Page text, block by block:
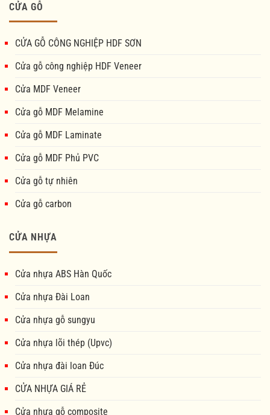
CỬA GỖ
CỬA GỖ CÔNG NGHIỆP HDF SƠN
Cửa gỗ công nghiệp HDF Veneer
Cửa MDF Veneer
Cửa gỗ MDF Melamine
Cửa gỗ MDF Laminate
Cửa gỗ MDF Phủ PVC
Cửa gỗ tự nhiên
Cửa gỗ carbon
CỬA NHỰA
Cửa nhựa ABS Hàn Quốc
Cửa nhựa Đài Loan
Cửa nhựa gỗ sungyu
Cửa nhựa lõi thép (Upvc)
Cửa nhựa đài loan Đúc
CỬA NHỰA GIÁ RẺ
Cửa nhựa gỗ composite